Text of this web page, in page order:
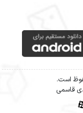
است.
قاسمی